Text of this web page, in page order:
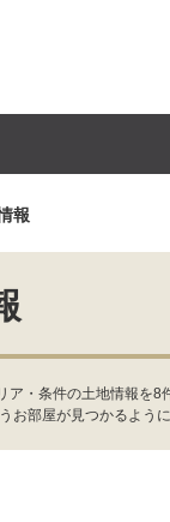
投資用
報
・条件の土地情報を
部屋が見つかるよう